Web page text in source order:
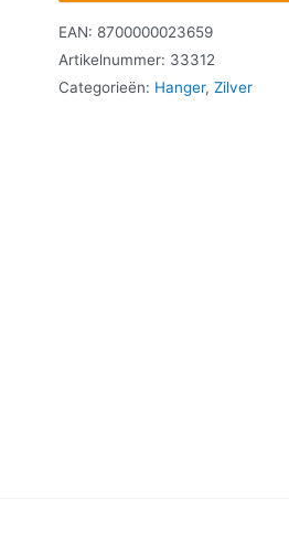
EAN:8700000023659
Artikelnummer: 33312
Categorieën: Hanger,Zilver